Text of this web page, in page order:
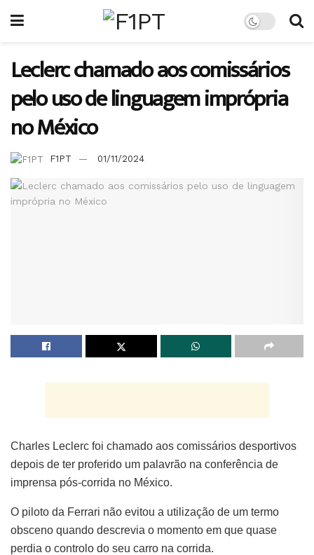
Leclerc chamado aos comissários
pelo uso de linguagem imprópria
no México
F1PT 01/11/2024
Charles Leclerc foi chamado aos comissários desportivos
depois de ter proferido um palavrão na conferência de
imprensa pós-corrida no México.
O piloto da Ferrari não evitou a utilização de um termo
obsceno quando descrevia o momento em que quase
perdia o controlo do seu carro na corrida.